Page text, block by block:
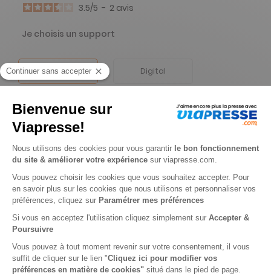
3.5/5 - 2 avis
Je choisis un support
Papier Digital
Je choisis une durée
-15%
Abonnement 1 an
4 n° • Papier
28€82 Tarif Kiosque : 34€ 00
Tarif France métropolitaine
Renouvellement à date d’anniversaire
-35%
Abonnement 1 an
4 n° • Papier + 2 suppléments Aquarelle